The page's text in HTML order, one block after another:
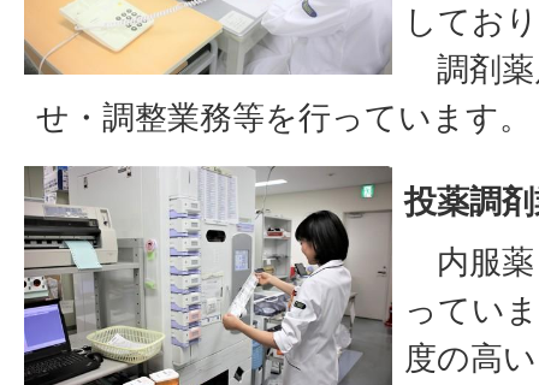
してお
調剤薬
せ・調整業務等を行っています。
投薬調
内服薬
ってい
度の高